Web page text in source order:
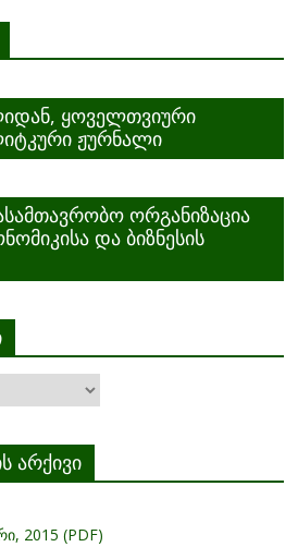
ყოველთვიური
ჟურნალი
ორგანიზაცია
და ბიზნესის
არქივი
2015 (PDF)